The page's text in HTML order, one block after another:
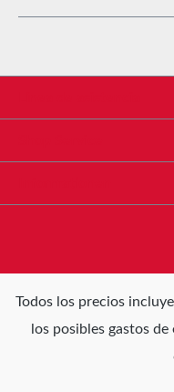
Todos los precios
los posibles gastos